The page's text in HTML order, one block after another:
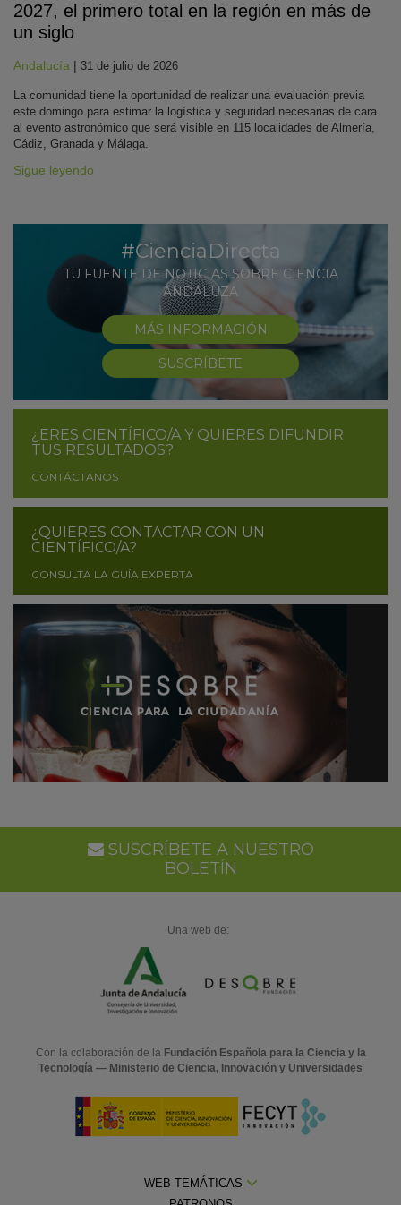
2027, el primero total en la región en más de
un siglo
Andalucía | 31 de julio de 2026
La comunidad tiene la oportunidad de realizar una evaluación previa
este domingo para estimar la logística y seguridad necesarias de cara
al evento astronómico que será visible en 115 localidades de Almería,
Cádiz, Granada y Málaga.
Sigue leyendo
#CienciaDirecta
TU FUENTE DE NOTICIAS SOBRE CIENCIA
ANDALUZA
MÁS INFORMACIÓN
SUSCRÍBETE
¿ERES CIENTÍFICO/A Y QUIERES DIFUNDIR
TUS RESULTADOS?
CONTÁCTANOS
¿QUIERES CONTACTAR CON UN
CIENTÍFICO/A?
CONSULTA LA GUÍA EXPERTA
SUSCRÍBETE A NUESTRO
BOLETÍN
Una web de:
Con la colaboración de la Fundación Española para la Ciencia y la
Tecnología — Ministerio de Ciencia, Innovación y Universidades
WEB TEMÁTICAS